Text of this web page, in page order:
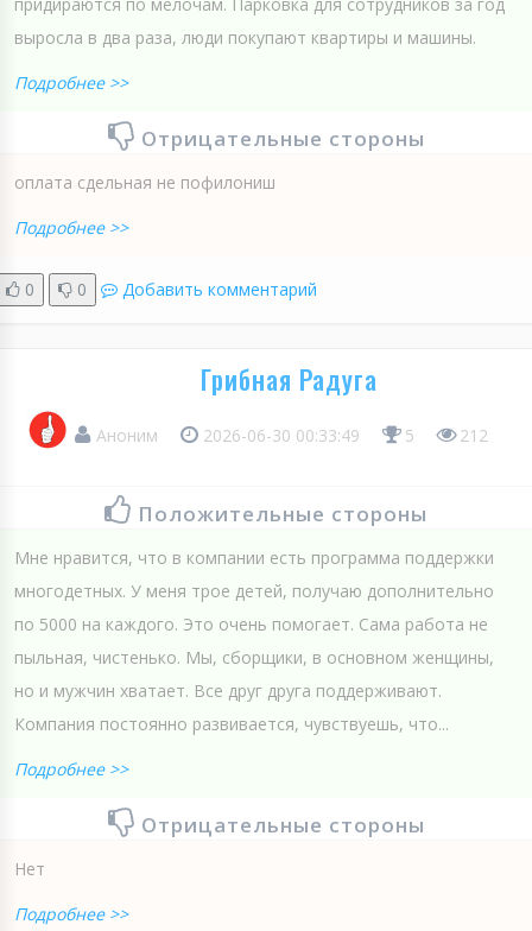
выросла в два раза, люди покупают квартиры и машины.
Подробнее >>
Отрицательные стороны
оплата сдельная не пофилониш
Подробнее >>
0 0 Добавить комментарий
Грибная Радуга
Аноним 2026-06-30 00:33:49 5 212
Положительные стороны
Мне нравится, что в компании есть программа поддержки
многодетных. У меня трое детей, получаю дополнительно
по 5000 на каждого. Это очень помогает. Сама работа не
пыльная, чистенько. Мы, сборщики, в основном женщины,
но и мужчин хватает. Все друг друга поддерживают.
Компания постоянно развивается, чувствуешь, что...
Подробнее >>
Отрицательные стороны
Нет
Подробнее >>